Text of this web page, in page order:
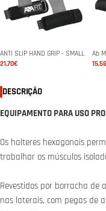
ANTI SLIP HAND GRIP - SMALL
21,70€
Ab
DESCRIÇÃO
EQUIPAMENTO PARA USO
Os halteres hexagonais
trabalhar os músculos
Revestidos por borracha de
nas laterais, com pegas de